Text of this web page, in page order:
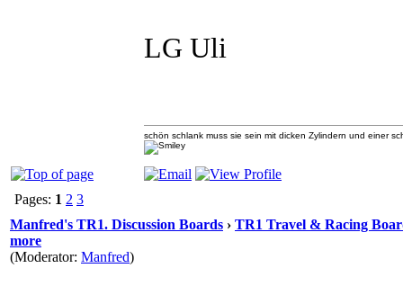
LG Uli
schön schlank muss sie sein mit dicken Zylindern und einer
Pages: 1 2 3
Manfred's TR1. Discussion Boards › TR1 Travel & Racing
more
(Moderator: Manfred)